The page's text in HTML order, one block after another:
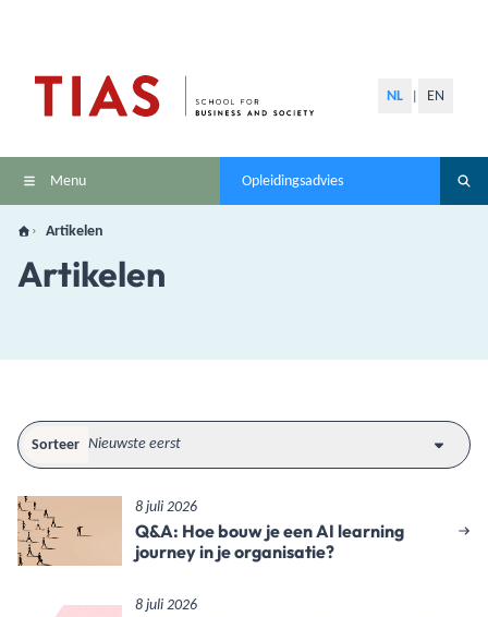
NL EN
Menu Opleidingsadvies
Artikelen
Artikelen
Sorteer Nieuwste eerst
8 juli 2026
Q&A: Hoe bouw je een AI learning
journey in je organisatie?
8 juli 2026